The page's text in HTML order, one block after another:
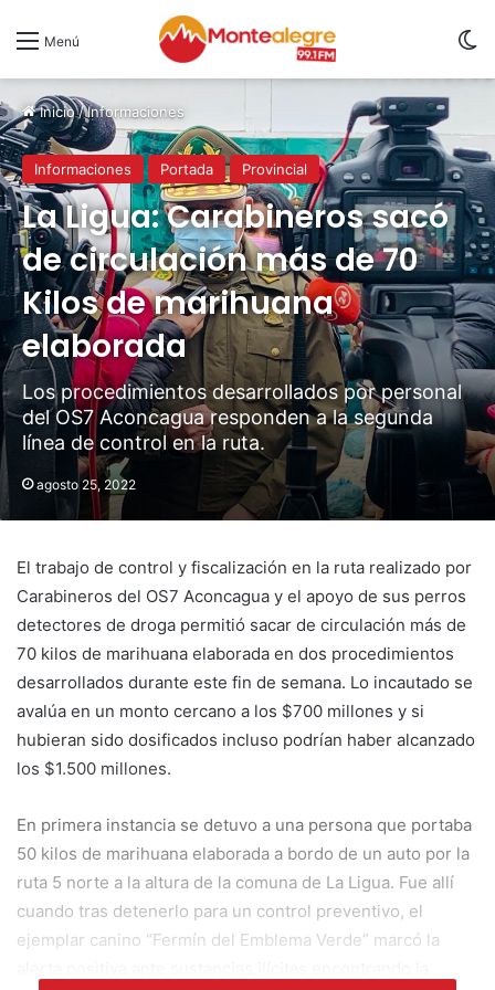
Menú
Inicio/Informaciones
Informaciones Portada Provincial
La Ligua: Carabineros sacó
de circulación más de 70
Kilos de marihuana
elaborada
Los procedimientos desarrollados por personal
del OS7 Aconcagua responden a la segunda
línea de control en la ruta.
agosto 25, 2022
El trabajo de control y fiscalización en la ruta realizado por
Carabineros del OS7 Aconcagua y el apoyo de sus perros
detectores de droga permitió sacar de circulación más de
70 kilos de marihuana elaborada en dos procedimientos
desarrollados durante este fin de semana. Lo incautado se
avalúa en un monto cercano a los $700 millones y si
hubieran sido dosificados incluso podrían haber alcanzado
los $1.500 millones.
En primera instancia se detuvo a una persona que portaba
50 kilos de marihuana elaborada a bordo de un auto por la
ruta 5 norte a la altura de la comuna de La Ligua. Fue allí
cuando tras detenerlo para un control preventivo, el
ejemplar canino “Fermín del Emblema Verde” marcó la